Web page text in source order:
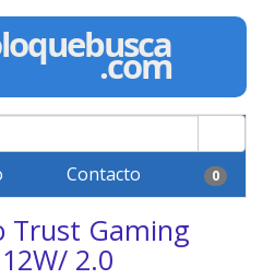
Contacto 0
Trust Gaming
2.0